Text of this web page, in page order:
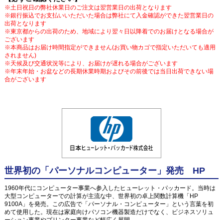
※土日祝日の弊社休業日のご注文は翌営業日の出荷となります
※銀行振込でお支払いいただいた場合は弊社にて入金確認ができた翌営業日の
出荷となります
※東京都からの出荷のため、地域により翌々日以降着でのお届けとなる場合が
ございます
※本商品はお届け時間指定ができません(お買い物カゴで指定いただいても適用
されません)
※天候及び交通状況等により、お届けが遅れる場合がございます
※年末年始・お盆などの長期休業時期およびその前後では当日出荷できない場
合がございます
世界初の「パーソナルコンピューター」発売 HP
1960年代にコンピューター事業へ参入したヒューレット・パッカード。当時は
大型コンピューターでの計算が主流な中、世界初の卓上関数計算機「HP
9100A」を発売。この広告で「パーソナル・コンピューター」という言葉を初
めて使用した。現在は家庭向けパソコン機器製造だけでなく、ビジネスソリュ